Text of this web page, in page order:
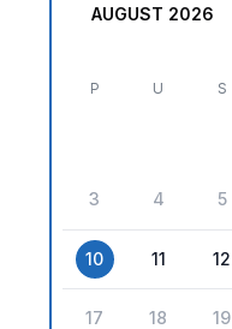
AUGUST 2026
P U S
3 4 5
10 11 12
17 18 19